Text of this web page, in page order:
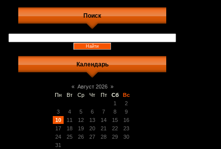
Поиск
Календарь
« Август 2026 »
Пн
Вт Ср Чт Пт Сб
Вс
1
2
3
4 5 6 7 8
9
10
11 12 13 14 15
16
17
18 19 20 21 22
23
24
25 26 27 28 29
30
31